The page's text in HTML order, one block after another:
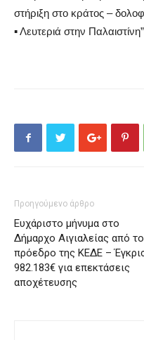
στήριξη στο κράτος –
▪Λευτεριά στην
Προηγούμενο άρθρο
Ευχάριστο μήνυμα στο
Δήμαρχο Αιγιαλείας από
πρόεδρο της ΚΕΔΕ –
982.183€ για επεκτάσεις
αποχέτευσης